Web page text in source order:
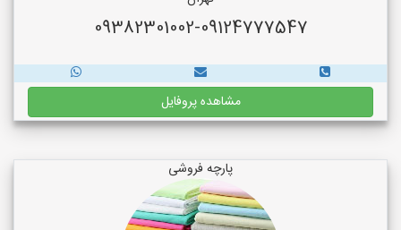
09382301002-09124777547
مشاهده پروفایل
پارچه فروشی